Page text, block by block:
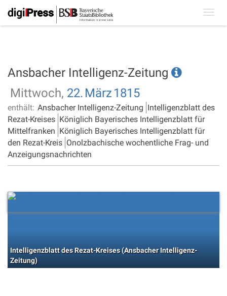
Ansbacher Intelligenz-Zeitung
Mittwoch, 22. März 1815
enthält: Ansbacher Intelligenz-Zeitung Intelligenzblatt des
Rezat-Kreises Königlich Bayerisches Intelligenzblatt für
Mittelfranken Königlich Bayerisches Intelligenzblatt für
den Rezat-Kreis Onolzbachische wochentliche Frag- und
Anzeigungsnachrichten
Intelligenzblatt des Rezat-Kreises (Ansbacher Intelligenz-
Zeitung)